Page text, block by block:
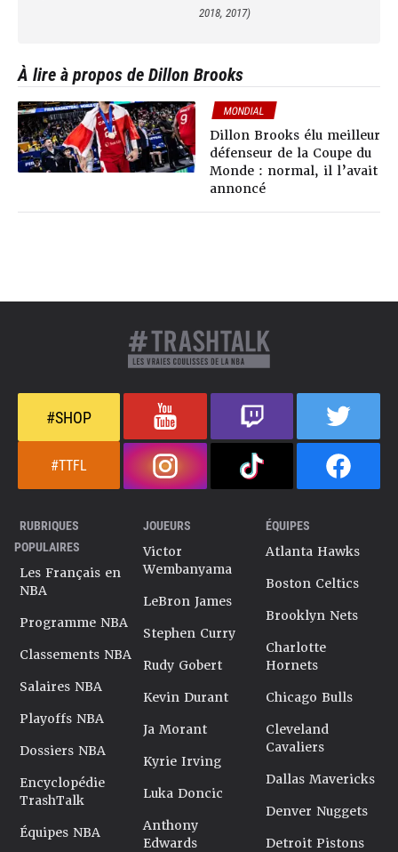
2018, 2017)
À lire à propos de Dillon Brooks
MONDIAL
Dillon Brooks élu meilleur
défenseur de la Coupe du
Monde : normal, il l’avait
annoncé
#SHOP
#TTFL
RUBRIQUES
POPULAIRES
Les Français en
NBA
Programme NBA
Classements NBA
Salaires NBA
Playoffs NBA
Dossiers NBA
Encyclopédie
TrashTalk
Équipes NBA
JOUEURS
Victor
Wembanyama
LeBron James
Stephen Curry
Rudy Gobert
Kevin Durant
Ja Morant
Kyrie Irving
Luka Doncic
Anthony
Edwards
ÉQUIPES
Atlanta Hawks
Boston Celtics
Brooklyn Nets
Charlotte
Hornets
Chicago Bulls
Cleveland
Cavaliers
Dallas Mavericks
Denver Nuggets
Detroit Pistons